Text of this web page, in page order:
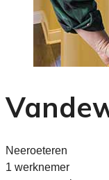
Neeroeteren
1 werknemer